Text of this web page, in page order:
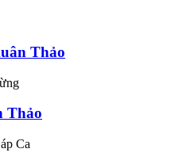
Thảo
Thảo
Ca